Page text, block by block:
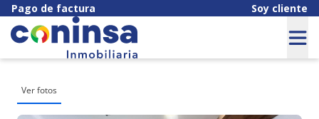
Pago de factura Soy cliente
Ver fotos